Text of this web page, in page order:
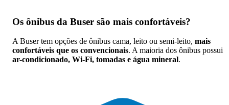
Os ônibus da Buser são mais confortáveis?
A Buser tem opções de ônibus cama, leito ou semi-leito, mais
confortáveis que os convencionais. A maioria dos ônibus possui
ar-condicionado, Wi-Fi, tomadas e água mineral.